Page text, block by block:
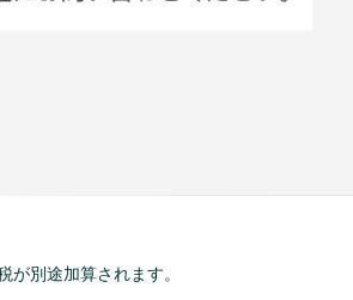
別途加算されます。